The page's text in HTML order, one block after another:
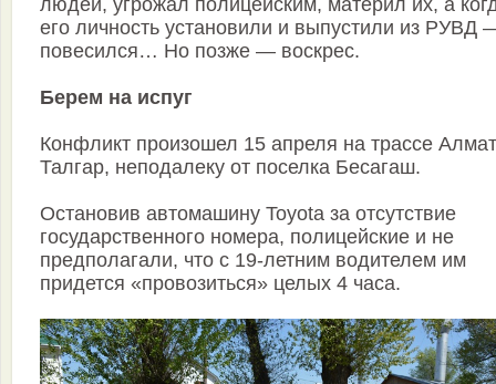
людей, угрожал полицейским, материл их, а
его личность установили и выпустили из РУВД
повесился… Но позже — воскрес.
Берем на испуг
Конфликт произошел 15 апреля на трассе
Талгар, неподалеку от поселка Бесагаш.
Остановив автомашину Toyota за отсутствие
государственного номера, полицейские и не
предполагали, что с 19-летним водителем им
придется «провозиться» целых 4 часа.